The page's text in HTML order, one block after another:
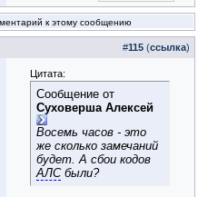
к этому сообщению
#115 (ссылка)
Цитата:
Сообщение от
Суховерша Алексей
Восемь часов - это
же сколько замечаний
будет. А сбои кодов
АЛСбыли?